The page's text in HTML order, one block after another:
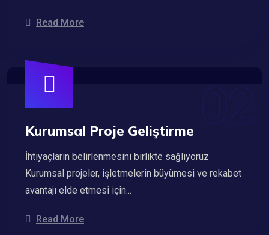
Read More
Kurumsal Proje Geliştirme
İhtiyaçların belirlenmesini birlikte sağlıyoruz
Kurumsal projeler, işletmelerin büyümesi ve rekabet
avantajı elde etmesi için...
Read More